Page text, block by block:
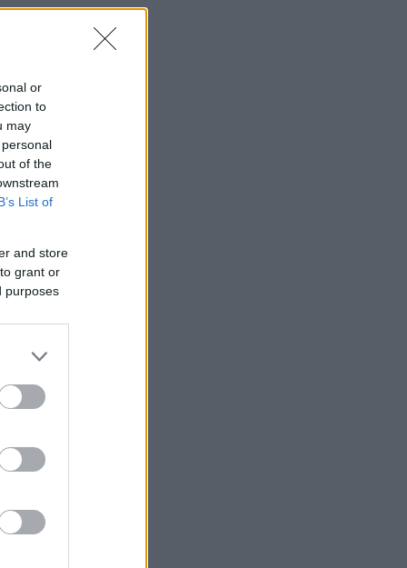
or
to
may
of the
List of
and store
grant or
purposes